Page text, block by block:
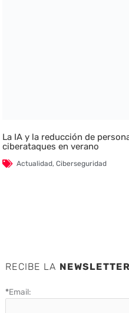
La IA y la reducción de
ciberataques en verano
Actualidad,Ciberseguridad
RECIBE LA NEWSLETTER
*Email: